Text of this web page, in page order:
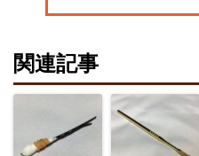
関連記事